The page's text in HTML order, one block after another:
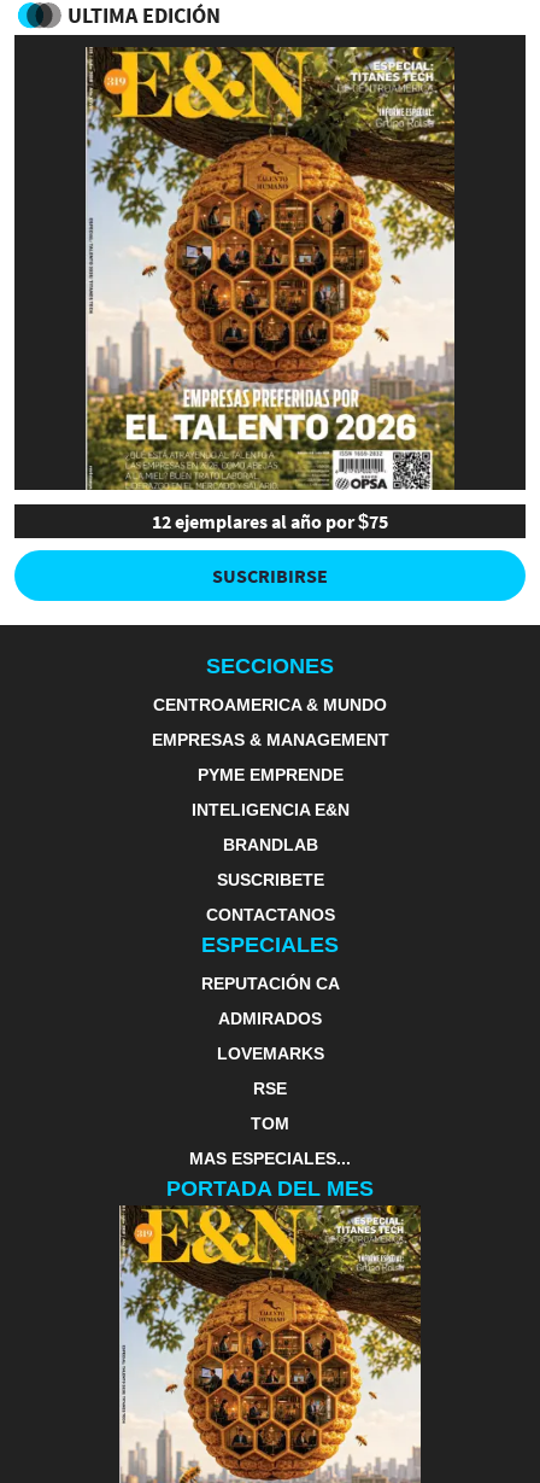
ULTIMA EDICIÓN
12 ejemplares al año por $75
SUSCRIBIRSE
SECCIONES
CENTROAMERICA & MUNDO
EMPRESAS & MANAGEMENT
PYME EMPRENDE
INTELIGENCIA E&N
BRANDLAB
SUSCRIBETE
CONTACTANOS
ESPECIALES
REPUTACIÓN CA
ADMIRADOS
LOVEMARKS
RSE
TOM
MAS ESPECIALES...
PORTADA DEL MES